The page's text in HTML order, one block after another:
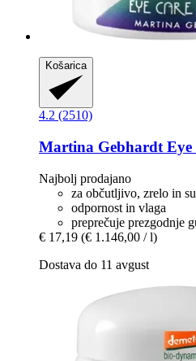
Košarica
4.2 (2510)
Martina Gebhardt Eye
Najbolj prodajano
za občutljivo, zrelo in
odpornost in vlaga
preprečuje prezgodnje
€ 17,19 (€ 1.146,00 / l)
Dostava do 11 avgust